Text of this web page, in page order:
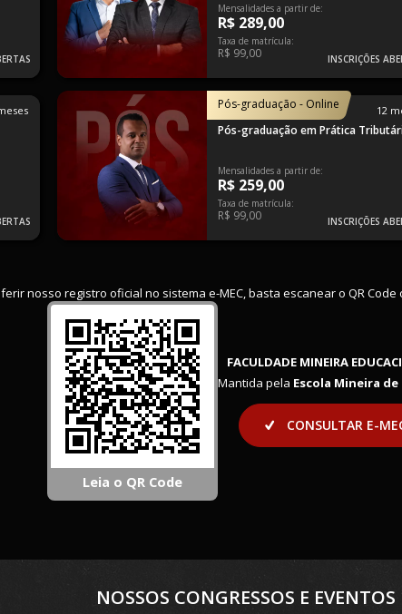
Mensalidades a partir de:
R$ 289,00
Taxa de matrícula:
R$ 99,00 INSCRIÇÕES
Pós-graduação - Online 12
Pós-graduação em Prática
Mensalidades a partir de:
R$ 259,00
Taxa de matrícula:
R$ 99,00 INSCRIÇÕES
nosso registro oficial no sistema e-MEC, basta escanear o QR Code
FACULDADE MINEIRA
Mantida pela Escola Mineira
CONSULTAR E-
NOSSOS CONGRESSOS E EVENTOS